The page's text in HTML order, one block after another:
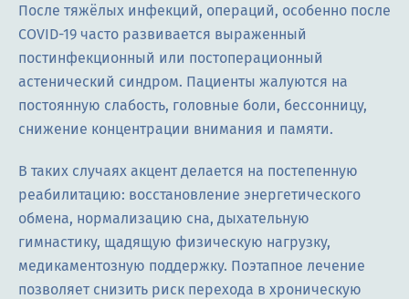
После тяжёлых инфекций, операций, особенно после
COVID-19 часто развивается выраженный
постинфекционный или постоперационный
астенический синдром. Пациенты жалуются на
постоянную слабость, головные боли, бессонницу,
снижение концентрации внимания и памяти.
В таких случаях акцент делается на постепенную
реабилитацию: восстановление энергетического
обмена, нормализацию сна, дыхательную
гимнастику, щадящую физическую нагрузку,
медикаментозную поддержку. Поэтапное лечение
позволяет снизить риск перехода в хроническую